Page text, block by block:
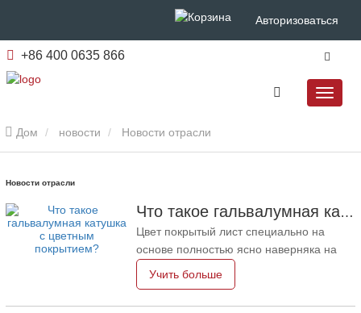
Авторизоваться
+86 400 0635 866
Дом новости Новости отрасли
Новости отрасли
Что такое гальвалумная катушка с цветным покрытием?
Цвет покрытый лист специально на
основе полностью ясно наверняка на
подлинно на оцинкованном листе,
Учить больше